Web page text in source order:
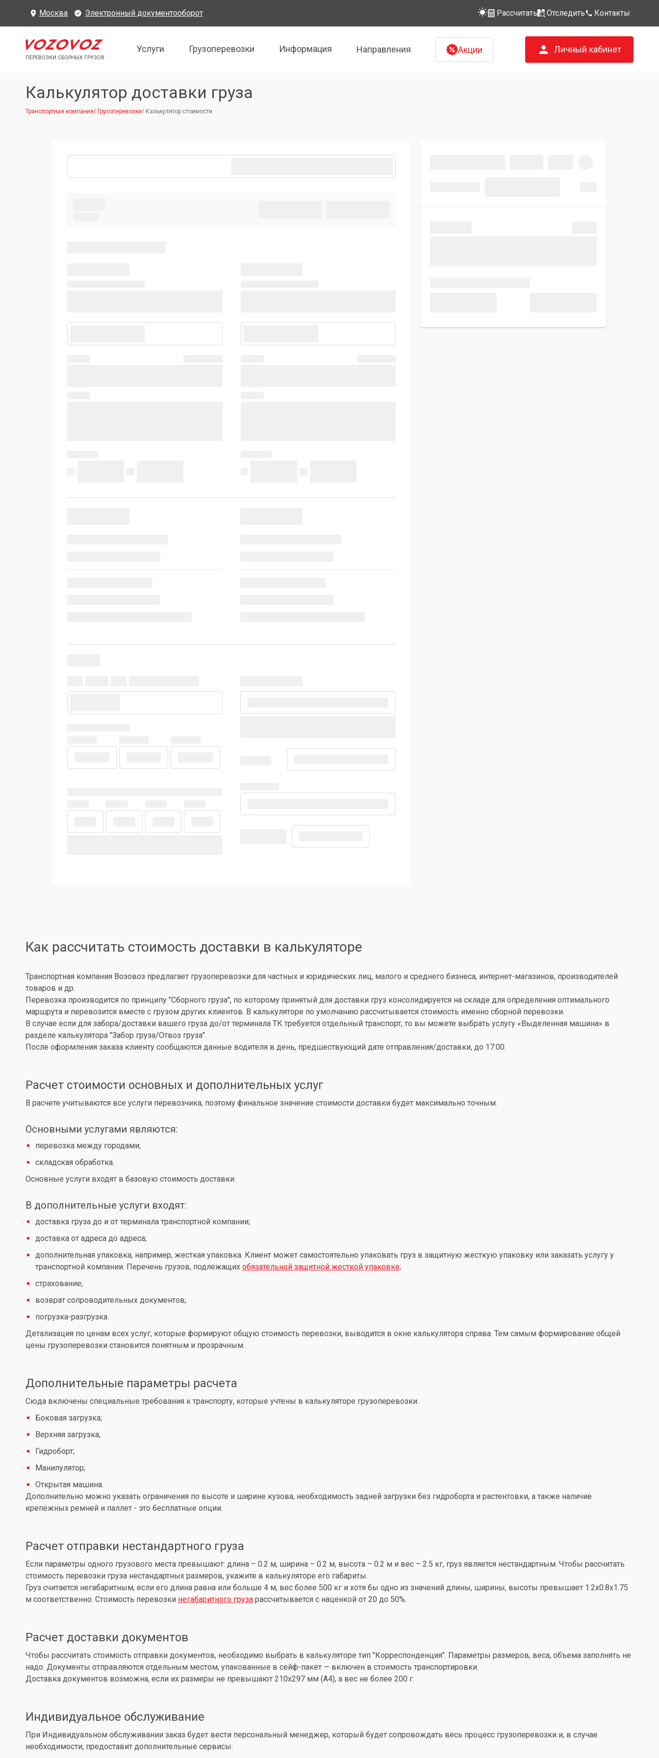
Москва Электронный документооборот Рассчитать Отследить Контакты
ПЕРЕВОЗКИ СБОРНЫХ ГРУЗОВ
Услуги Грузоперевозки Информация Направления Акции Личный кабинет
Калькулятор доставки груза
Транспортная компания/ Грузоперевозки/ Калькулятор стоимости
Как рассчитать стоимость доставки в калькуляторе
Транспортная компания Возовоз предлагает грузоперевозки для частных и юридических лиц, малого и среднего бизнеса, интернет-магазинов, производителей
товаров и др.
Перевозка производится по принципу "Сборного груза", по которому принятый для доставки груз консолидируется на складе для определения оптимального
маршрута и перевозится вместе с грузом других клиентов. В калькуляторе по умолчанию рассчитывается стоимость именно сборной перевозки.
В случае если для забора/доставки вашего груза до/от терминала ТК требуется отдельный транспорт, то вы можете выбрать услугу «Выделенная машина» в
разделе калькулятора "Забор груза/Отвоз груза".
После оформления заказа клиенту сообщаются данные водителя в день, предшествующий дате отправления/доставки, до 17:00.
Расчет стоимости основных и дополнительных услуг
В расчете учитываются все услуги перевозчика, поэтому финальное значение стоимости доставки будет максимально точным.
Основными услугами являются:
перевозка между городами;
складская обработка.
Основные услуги входят в базовую стоимость доставки.
В дополнительные услуги входят:
доставка груза до и от терминала транспортной компании;
доставка от адреса до адреса;
дополнительная упаковка, например, жесткая упаковка. Клиент может самостоятельно упаковать груз в защитную жесткую упаковку или заказать услугу у
транспортной компании. Перечень грузов, подлежащих обязательной защитной жесткой упаковке;
страхование;
возврат сопроводительных документов;
погрузка-разгрузка.
Детализация по ценам всех услуг, которые формируют общую стоимость перевозки, выводится в окне калькулятора справа. Тем самым формирование общей
цены грузоперевозки становится понятным и прозрачным.
Дополнительные параметры расчета
Сюда включены специальные требования к транспорту, которые учтены в калькуляторе грузоперевозки.
Боковая загрузка;
Верхняя загрузка;
Гидроборт;
Манипулятор;
Открытая машина.
Дополнительно можно указать ограничения по высоте и ширине кузова, необходимость задней загрузки без гидроборта и растентовки, а также наличие
крепёжных ремней и паллет - это бесплатные опции.
Расчет отправки нестандартного груза
Если параметры одного грузового места превышают: длина – 0.2 м, ширина – 0.2 м, высота – 0.2 м и вес – 2.5 кг, груз является нестандартным. Чтобы рассчитать
стоимость перевозки груза нестандартных размеров, укажите в калькуляторе его габариты.
Груз считается негабаритным, если его длина равна или больше 4 м, вес более 500 кг и хотя бы одно из значений длины, ширины, высоты превышает 1.2x0.8x1.75
м соответственно. Стоимость перевозки негабаритного груза рассчитывается с наценкой от 20 до 50%.
Расчет доставки документов
Чтобы рассчитать стоимость отправки документов, необходимо выбрать в калькуляторе тип "Корреспонденция". Параметры размеров, веса, объема заполнять не
надо. Документы отправляются отдельным местом, упакованные в сейф-пакет — включен в стоимость транспортировки.
Доставка документов возможна, если их размеры не превышают 210x297 мм (А4), а вес не более 200 г.
Индивидуальное обслуживание
При Индивидуальном обслуживании заказ будет вести персональный менеджер, который будет сопровождать весь процесс грузоперевозки и, в случае
необходимости, предоставит дополнительные сервисы: